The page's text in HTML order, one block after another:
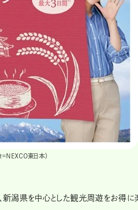
NEXCO東日本）
新潟県を中心とした観光周遊をお得に